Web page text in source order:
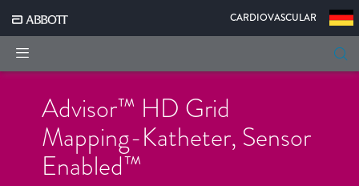
CARDIOVASCULAR |
Advisor™ HD Grid
Mapping-Katheter, Sensor
Enabled™